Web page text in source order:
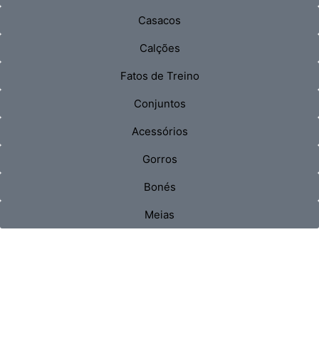
Casacos
Calções
Fatos de Treino
Conjuntos
Acessórios
Gorros
Bonés
Meias